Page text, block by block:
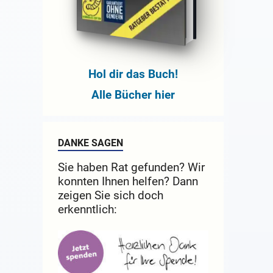
Hol dir das Buch!
Alle Bücher hier
DANKE SAGEN
Sie haben Rat gefunden? Wir
konnten Ihnen helfen? Dann
zeigen Sie sich doch
erkenntlich: